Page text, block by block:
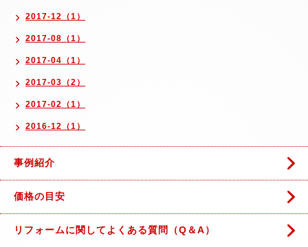
2017-12（1）
2017-08（1）
2017-04（1）
2017-03（2）
2017-02（1）
2016-12（1）
事例紹介
価格の目安
リフォームに関してよくある質問（Q＆A）